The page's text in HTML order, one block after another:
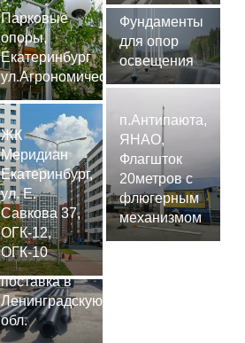
Парковые
опоры,
Екатеринбург
ул.Агрономическая
ЖК
Меридиан
Екатеринбург,
ул. Е.
Савкова 37,
ОГК-12,
ОГК-10
Сваи
СМ-7,75м,
поставка в
Ленинградскую
обл.
Фундаменты
для опор
освещения
п.Антипаюта,
ЯНАО,
Флагшток
20метров с
флюгерным
механизмом